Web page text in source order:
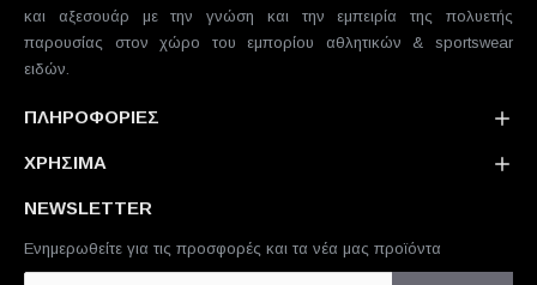
και αξεσουάρ με την γνώση και την εμπειρία της πολυετής
παρουσίας στον χώρο του εμπορίου αθλητικών & sportswear
ειδών.
ΠΛΗΡΟΦΟΡΙΕΣ
ΧΡΗΣΙΜΑ
NEWSLETTER
Ενημερωθείτε για τις προσφορές και τα νέα μας προϊόντα